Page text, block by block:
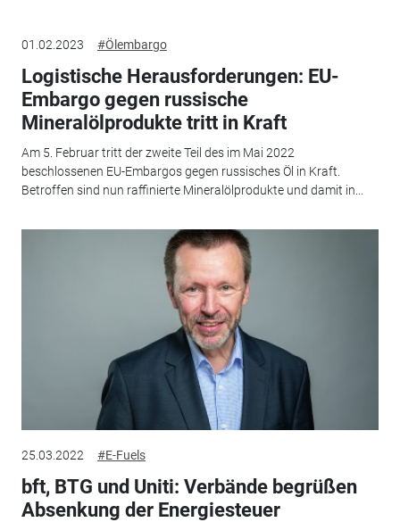
01.02.2023 #Ölembargo
Logistische Herausforderungen: EU-
Embargo gegen russische
Mineralölprodukte tritt in Kraft
Am 5. Februar tritt der zweite Teil des im Mai 2022
beschlossenen EU-Embargos gegen russisches Öl in Kraft.
Betroffen sind nun raffinierte Mineralölprodukte und damit in...
25.03.2022 #E-Fuels
bft, BTG und Uniti: Verbände begrüßen
Absenkung der Energiesteuer